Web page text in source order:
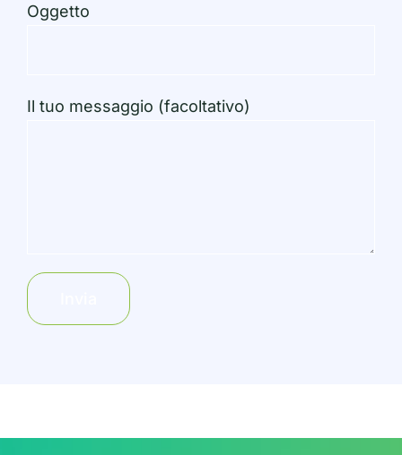
Oggetto
Il tuo messaggio (facoltativo)